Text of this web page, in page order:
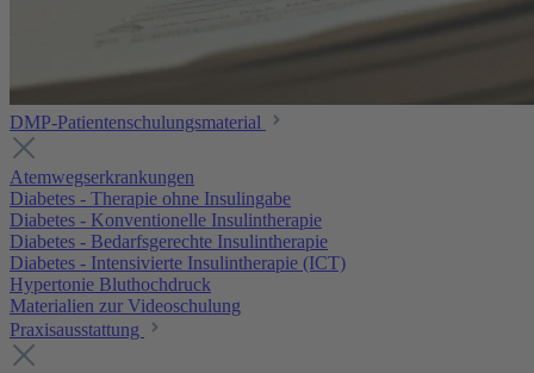
DMP-Patientenschulungsmaterial
Atemwegserkrankungen
Diabetes - Therapie ohne Insulingabe
Diabetes - Konventionelle Insulintherapie
Diabetes - Bedarfsgerechte Insulintherapie
Diabetes - Intensivierte Insulintherapie (ICT)
Hypertonie Bluthochdruck
Materialien zur Videoschulung
Praxisausstattung